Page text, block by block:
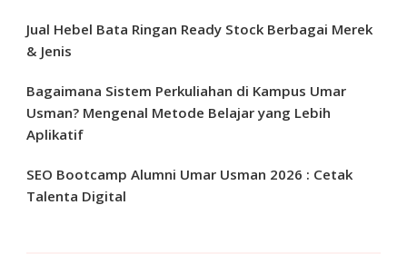
Jual Hebel Bata Ringan Ready Stock Berbagai Merek
& Jenis
Bagaimana Sistem Perkuliahan di Kampus Umar
Usman? Mengenal Metode Belajar yang Lebih
Aplikatif
SEO Bootcamp Alumni Umar Usman 2026 : Cetak
Talenta Digital